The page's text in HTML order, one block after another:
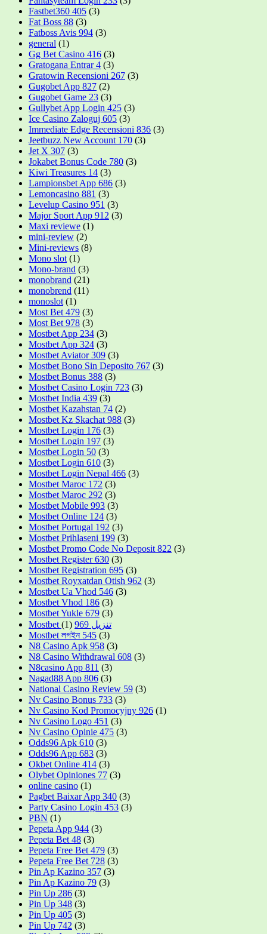
Fastbet360 405 (3)
Fat Boss 88 (3)
Fatboss Avis 994 (3)
general (1)
Gg Bet Casino 416 (3)
Gratogana Entrar 4 (3)
Gratowin Recensioni 267 (3)
Gugobet App 827 (2)
Gugobet Game 23 (3)
Gullybet App Login 425 (3)
Ice Casino Zaloguj 605 (3)
Immediate Edge Recensioni 836 (3)
Jeetbuzz New Account 170 (3)
Jet X 307 (3)
Jokabet Bonus Code 780 (3)
Kiwi Treasures 14 (3)
Lampionsbet App 686 (3)
Lemoncasino 881 (3)
Levelup Casino 951 (3)
Major Sport App 912 (3)
Maxi reviewe (1)
mini-review (2)
Mini-reviews (8)
Mono slot (1)
Mono-brand (3)
monobrand (21)
monobrend (11)
monoslot (1)
Most Bet 479 (3)
Most Bet 978 (3)
Mostbet App 234 (3)
Mostbet App 324 (3)
Mostbet Aviator 309 (3)
Mostbet Bono Sin Deposito 767 (3)
Mostbet Bonus 388 (3)
Mostbet Casino Login 723 (3)
Mostbet India 439 (3)
Mostbet Kazahstan 74 (2)
Mostbet Kz Skachat 988 (3)
Mostbet Login 176 (3)
Mostbet Login 197 (3)
Mostbet Login 50 (3)
Mostbet Login 610 (3)
Mostbet Login Nepal 466 (3)
Mostbet Maroc 172 (3)
Mostbet Maroc 292 (3)
Mostbet Mobile 993 (3)
Mostbet Online 124 (3)
Mostbet Portugal 192 (3)
Mostbet Prihlaseni 199 (3)
Mostbet Promo Code No Deposit 822 (3)
Mostbet Register 630 (3)
Mostbet Registration 695 (3)
Mostbet Royxatdan Otish 962 (3)
Mostbet Ua Vhod 546 (3)
Mostbet Vhod 186 (3)
Mostbet Yukle 679 (3)
Mostbet تنزيل 969
(1)
Mostbet লগইন 545 (3)
N8 Casino Apk 958 (3)
N8 Casino Withdrawal 608 (3)
N8casino App 811 (3)
Nagad88 App 806 (3)
National Casino Review 59 (3)
Nv Casino Bonus 733 (3)
Nv Casino Kod Promocyjny 926 (1)
Nv Casino Logo 451 (3)
Nv Casino Opinie 475 (3)
Odds96 Apk 610 (3)
Odds96 App 683 (3)
Okbet Online 414 (3)
Olybet Opiniones 77 (3)
online casino (1)
Pagbet Baixar App 340 (3)
Party Casino Login 453 (3)
PBN (1)
Pepeta App 944 (3)
Pepeta Bet 48 (3)
Pepeta Free Bet 479 (3)
Pepeta Free Bet 728 (3)
Pin Ap Kazino 357 (3)
Pin Ap Kazino 79 (3)
Pin Up 286 (3)
Pin Up 348 (3)
Pin Up 405 (3)
Pin Up 742 (3)